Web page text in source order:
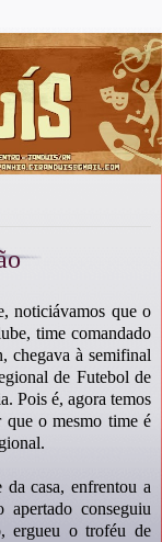
noticiávamos que o
time comandado
chegava à semifinal
de Futebol de
Pois é, agora temos
o mesmo time é
casa, enfrentou a
conseguiu
ergueu o troféu de